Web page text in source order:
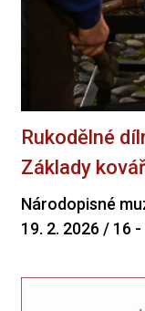
Rukodělné
Základy
Národopisné
19. 2. 2026 / 16